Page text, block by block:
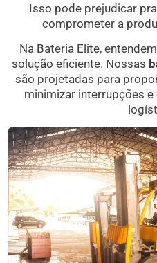
Isso pode prejudicar
comprometer a
Na Bateria Elite,
solução eficiente. Nossas
são projetadas para
minimizar interrupções